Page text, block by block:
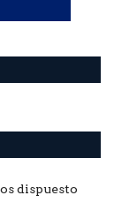
dispuesto